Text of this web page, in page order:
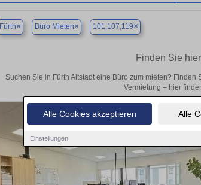
Alle Cookies akzeptieren Alle
Einstellungen
Fürth× Büro Mieten× 101,107,119×
Finden Sie
Suchen Sie in Fürth Altstadt eine Büro zum mieten?
Vermietung – hier